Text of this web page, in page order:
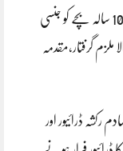
جہلم پولیس کی کارروائی،10 سالہ بچے کو جنسی
ملزم گرفتار،مقدمہ
رکشہ ڈرائیور اور